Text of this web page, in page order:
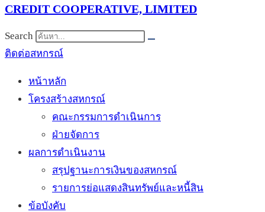
CREDIT COOPERATIVE, LIMITED
Search
ติดต่อสหกรณ์
หน้าหลัก
โครงสร้างสหกรณ์
คณะกรรมการดำเนินการ
ฝ่ายจัดการ
ผลการดำเนินงาน
สรุปฐานะการเงินของสหกรณ์
รายการย่อแสดงสินทรัพย์และหนี้สิน
ข้อบังคับ